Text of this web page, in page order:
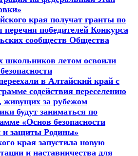
края получат гранты по
победителей Конкурса
сообществ Общества
школьников летом освоили
в Алтайский край с
содействия переселению
живущих за рубежом
будут заниматься по
«Основ безопасности
и защиты Родины»
края запустила новую
и наставничества для